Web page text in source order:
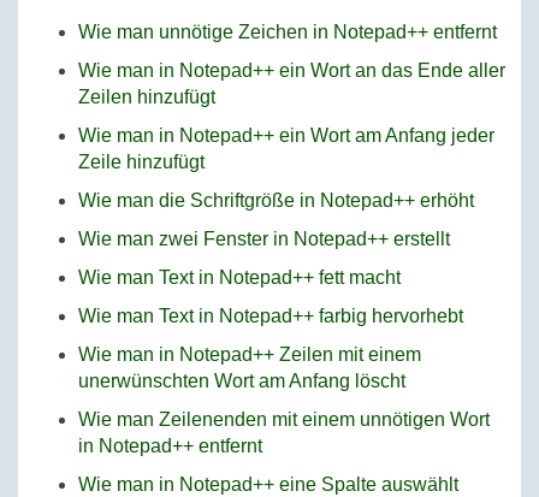
Wie man unnötige Zeichen in Notepad++ entfernt
Wie man in Notepad++ ein Wort an das Ende aller
Zeilen hinzufügt
Wie man in Notepad++ ein Wort am Anfang jeder
Zeile hinzufügt
Wie man die Schriftgröße in Notepad++ erhöht
Wie man zwei Fenster in Notepad++ erstellt
Wie man Text in Notepad++ fett macht
Wie man Text in Notepad++ farbig hervorhebt
Wie man in Notepad++ Zeilen mit einem
unerwünschten Wort am Anfang löscht
Wie man Zeilenenden mit einem unnötigen Wort
in Notepad++ entfernt
Wie man in Notepad++ eine Spalte auswählt